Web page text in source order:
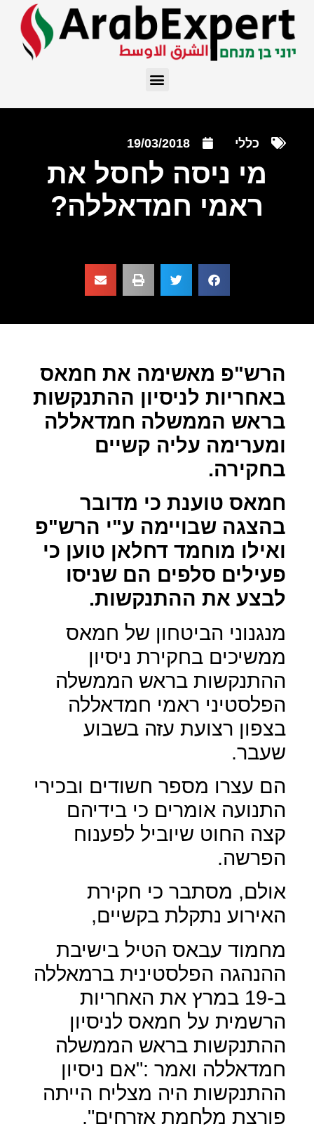
כללי 19/03/2018
מי ניסה לחסל את
ראמי חמדאללה?
הרש"פ מאשימה את חמאס
באחריות לניסיון ההתנקשות
בראש הממשלה חמדאללה
ומערימה עליה קשיים
בחקירה.
חמאס טוענת כי מדובר
בהצגה שבויימה ע"י הרש"פ
ואילו מוחמד דחלאן טוען כי
פעילים סלפים הם שניסו
לבצע את ההתנקשות.
מנגנוני הביטחון של חמאס
ממשיכים בחקירת ניסיון
ההתנקשות בראש הממשלה
הפלסטיני ראמי חמדאללה
בצפון רצועת עזה בשבוע
שעבר.
הם עצרו מספר חשודים ובכירי
התנועה אומרים כי בידיהם
קצה החוט שיוביל לפענוח
הפרשה.
אולם, מסתבר כי חקירת
האירוע נתקלת בקשיים,
מחמוד עבאס הטיל בישיבת
ההנהגה הפלסטינית ברמאללה
ב-19 במרץ את האחריות
הרשמית על חמאס לניסיון
ההתנקשות בראש הממשלה
חמדאללה ואמר :"אם ניסיון
ההתנקשות היה מצליח הייתה
פורצת מלחמת אזרחים".